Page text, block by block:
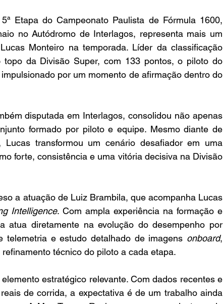
Etapa do Campeonato Paulista de Fórmula 1600,
no Autódromo de Interlagos, representa mais um
Monteiro na temporada. Líder da classificação
da Divisão Super, com 133 pontos, o piloto do
por um momento de afirmação dentro do
disputada em Interlagos, consolidou não apenas
formado por piloto e equipe. Mesmo diante de
Lucas transformou um cenário desafiador em uma
forte, consistência e uma vitória decisiva na Divisão
a atuação de Luiz Brambila, que acompanha Lucas
Intelligence. Com ampla experiência na formação e
atua diretamente na evolução do desempenho por
e estudo detalhado de imagens onboard,
técnico do piloto a cada etapa.
estratégico relevante. Com dados recentes e
de corrida, a expectativa é de um trabalho ainda